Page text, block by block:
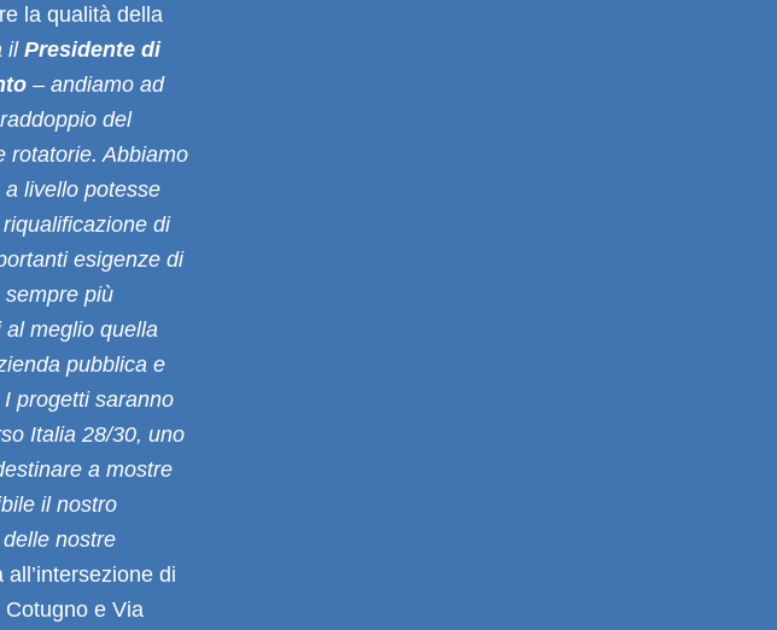
la qualità della
ilPresidente di
– andiamo ad
del
rotatorie. Abbiamo
a livello potesse
di
esigenze di
più
meglio quella
pubblica e
progetti saranno
Italia 28/30, uno
a mostre
il nostro
nostre
di
e Via